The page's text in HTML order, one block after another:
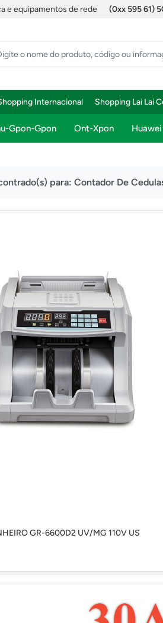
e equipamentos de rede (0xx 595 61)
Internacional Shopping Lai Lai
Gpon-Gpon Ont-Xpon Huawei
para:Contador De
GR-6600D2 UV/MG 110V US